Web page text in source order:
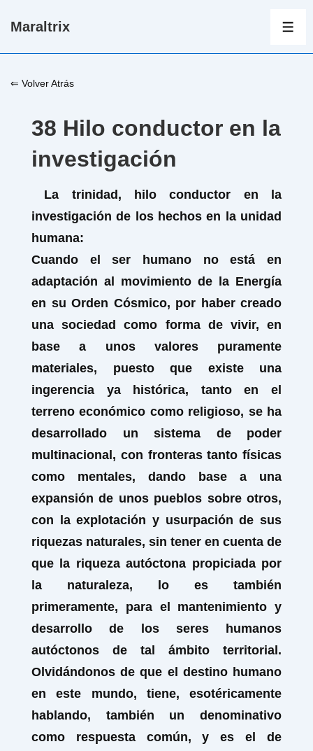
Saltar
principal
Maraltrix
⇐ Volver Atrás
38 Hilo conductor en la
investigación
La trinidad, hilo conductor en la
investigación de los hechos en la unidad
humana:
Cuando el ser humano no está en
adaptación al movimiento de la Energía
en su Orden Cósmico, por haber creado
una sociedad como forma de vivir, en
base a unos valores puramente
materiales, puesto que existe una
ingerencia ya histórica, tanto en el
terreno económico como religioso, se ha
desarrollado un sistema de poder
multinacional, con fronteras tanto físicas
como mentales, dando base a una
expansión de unos pueblos sobre otros,
con la explotación y usurpación de sus
riquezas naturales, sin tener en cuenta de
que la riqueza autóctona propiciada por
la naturaleza, lo es también
primeramente, para el mantenimiento y
desarrollo de los seres humanos
autóctonos de tal ámbito territorial.
Olvidándonos de que el destino humano
en este mundo, tiene, esotéricamente
hablando, también un denominativo
como respuesta común, y es el de